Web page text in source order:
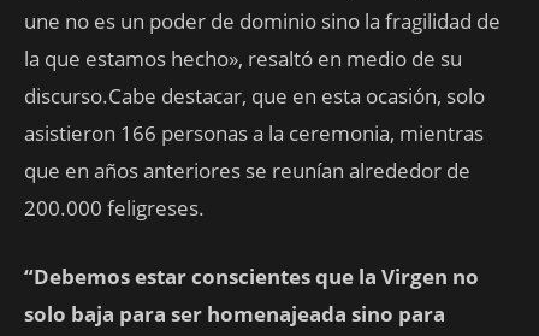
une no es un poder de dominio sino la fragilidad de
la que estamos hecho», resaltó en medio de su
discurso.Cabe destacar, que en esta ocasión, solo
asistieron 166 personas a la ceremonia, mientras
que en años anteriores se reunían alrededor de
200.000 feligreses.
“Debemos estar conscientes que la Virgen no
solo baja para ser homenajeada sino para